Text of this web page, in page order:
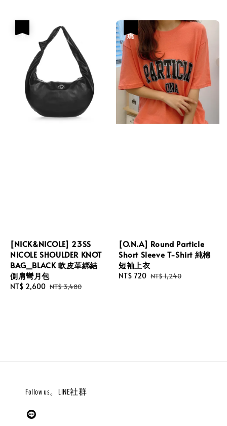
[NICK&NICOLE] 23SS
NICOLE SHOULDER KNOT
BAG_BLACK 軟皮革綁結
側肩彎月包
Sale
NT$ 2,600 Regular
NT$ 3,480
[O.N.A] Round Particle
Short Sleeve T-Shirt 純棉
短袖上衣
Sale
NT$ 720 Regular
NT$ 1,240
Follow us。LINE社群